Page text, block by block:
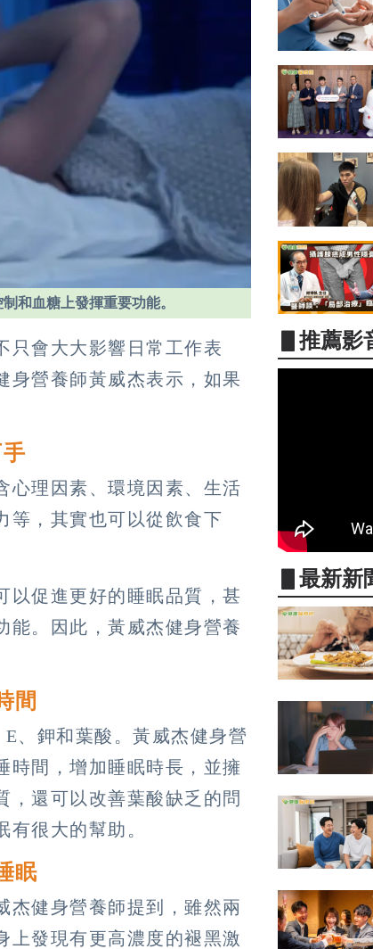
和血糖上發揮重要功能。
只會大大影響日常工作表
身營養師黃威杰表示，如果
心理因素、環境因素、生活
等，其實也可以從飲食下
以促進更好的睡眠品質，甚
能。因此，黃威杰健身營養
間
、鉀和葉酸。黃威杰健身營
時間，增加睡眠時長，並擁
，還可以改善葉酸缺乏的問
很大的幫助。
眠
杰健身營養師提到，雖然兩
上發現有更高濃度的褪黑激
▋推薦影
▋最新新